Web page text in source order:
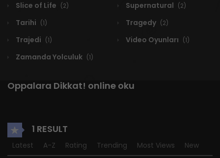
Slice of Life (2) Supernatural (2)
Tarihi (1) Tragedy (2)
Trajedi (1) Video Oyunları (1)
Zamanda Yolculuk (1)
Oppalara Dikkat! online oku
1 RESULT
Latest A-Z Rating Trending Most Views New